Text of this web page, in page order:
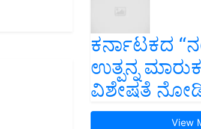
ಕರ್ನಾಟಕದ
ಉತ್ಪನ್ನ
ವಿಶೇಷತೆ
View